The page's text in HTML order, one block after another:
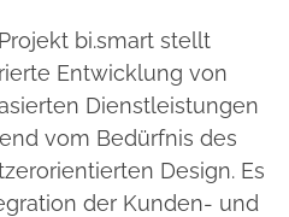
bi.smart stellt
Entwicklung von
Dienstleistungen
vom Bedürfnis des
Design. Es
der Kunden- und